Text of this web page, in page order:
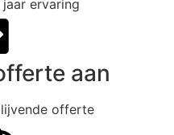
ervaring
aan
offerte